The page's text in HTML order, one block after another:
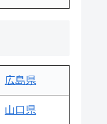
広島県
山口県